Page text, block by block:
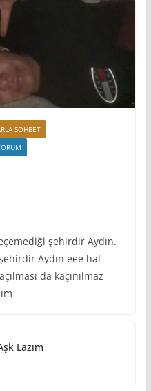
SOHBET
şehirdir Aydın.
Aydın eee hal
da kaçınılmaz
Lazım